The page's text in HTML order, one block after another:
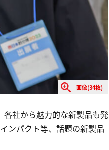
画像(34枚)
社から魅力的な新製品も発
ンパクト等、話題の新製品